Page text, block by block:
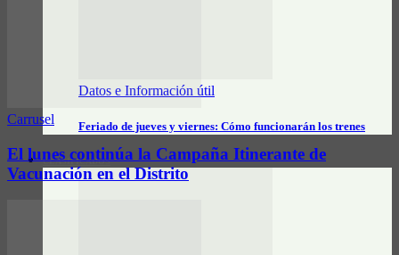
Datos e Información útil
Feriado de jueves y viernes: Cómo funcionarán los trenes
CLASIFICADOS
Carrusel
El lunes continúa la Campaña Itinerante de
Vacunación en el Distrito